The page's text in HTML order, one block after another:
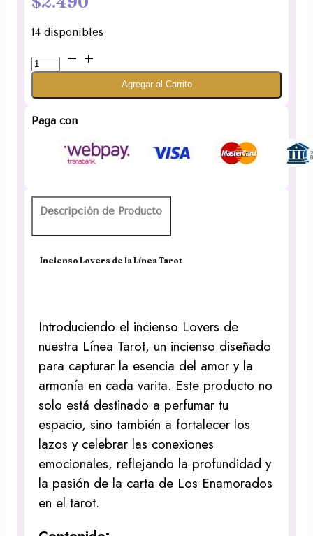
14 disponibles
Incienso
Lovers
cantidad
Agregar al Carrito
Paga con
Descripción de Producto
Incienso Lovers de la Línea Tarot
Introduciendo el incienso Lovers de
nuestra Línea Tarot, un incienso diseñado
para capturar la esencia del amor y la
armonía en cada varita. Este producto no
solo está destinado a perfumar tu
espacio, sino también a fortalecer los
lazos y celebrar las conexiones
emocionales, reflejando la profundidad y
la pasión de la carta de Los Enamorados
en el tarot.